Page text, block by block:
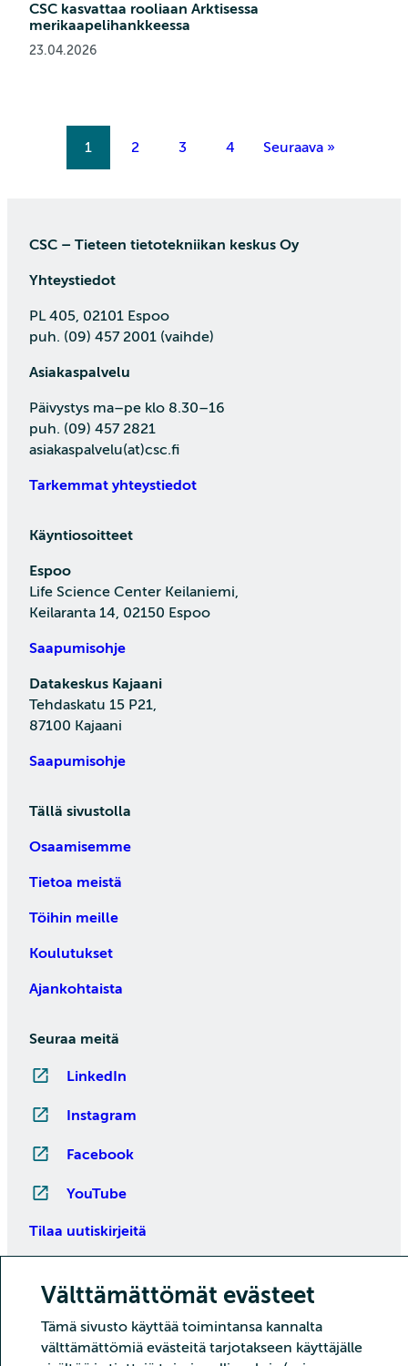
Välttämättömät evästeet
Tämä sivusto käyttää toimintansa kannalta
välttämättömiä evästeitä tarjotakseen käyttäjälle
CSC kasvattaa rooliaan Arktisessa
merikaapelihankkeessa
23.04.2026
1 2 3 4 Seuraava »
CSC – Tieteen tietotekniikan keskus Oy
Yhteystiedot
PL 405, 02101 Espoo
puh. (09) 457 2001 (vaihde)
Asiakaspalvelu
Päivystys ma–pe klo 8.30–16
puh. (09) 457 2821
asiakaspalvelu(at)csc.fi
Tarkemmat yhteystiedot
Käyntiosoitteet
Espoo
Life Science Center Keilaniemi,
Keilaranta 14, 02150 Espoo
Saapumisohje
Datakeskus Kajaani
Tehdaskatu 15 P21,
87100 Kajaani
Saapumisohje
Tällä sivustolla
Osaamisemme
Tietoa meistä
Töihin meille
Koulutukset
Ajankohtaista
Seuraa meitä
LinkedIn
Instagram
Facebook
YouTube
Tilaa uutiskirjeitä